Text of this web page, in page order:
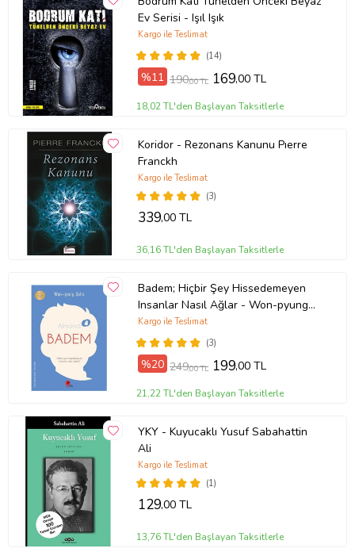
Ev Serisi - Işıl Işık
(14)
Kargo ile Teslimat
%11 190,00 TL 169,00 TL
18,02 TL'den Başlayan Taksitlerle
Koridor - Rezonans Kanunu Pıerre
Franckh
(3)
Kargo ile Teslimat
339,00 TL
36,16 TL'den Başlayan Taksitlerle
Badem; Hiçbir Şey Hissedemeyen
Insanlar Nasıl Ağlar - Won-pyung
Sohn - Peta Kitap
(3)
Kargo ile Teslimat
%20 249,00 TL 199,00 TL
21,22 TL'den Başlayan Taksitlerle
YKY - Kuyucaklı Yusuf Sabahattin
Ali
(1)
Kargo ile Teslimat
129,00 TL
13,76 TL'den Başlayan Taksitlerle